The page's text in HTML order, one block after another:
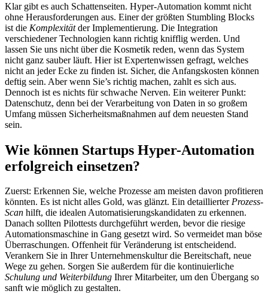
Klar gibt es auch Schattenseiten. Hyper-Automation kommt nicht
ohne Herausforderungen aus. Einer der größten Stumbling Blocks
ist die Komplexitätder Implementierung. Die Integration
verschiedener Technologien kann richtig knifflig werden. Und
lassen Sie uns nicht über die Kosmetik reden, wenn das System
nicht ganz sauber läuft. Hier ist Expertenwissen gefragt, welches
nicht an jeder Ecke zu finden ist. Sicher, die Anfangskosten können
deftig sein. Aber wenn Sie’s richtig machen, zahlt es sich aus.
Dennoch ist es nichts für schwache Nerven. Ein weiterer Punkt:
Datenschutz, denn bei der Verarbeitung von Daten in so großem
Umfang müssen Sicherheitsmaßnahmen auf dem neuesten Stand
sein.
Wie können Startups Hyper-Automation
erfolgreich einsetzen?
Zuerst: Erkennen Sie, welche Prozesse am meisten davon profitieren
könnten. Es ist nicht alles Gold, was glänzt. Ein detaillierterProzess-
Scan hilft, die idealen Automatisierungskandidaten zu erkennen.
Danach sollten Pilottests durchgeführt werden, bevor die riesige
Automationsmaschine in Gang gesetzt wird. So vermeidet man böse
Überraschungen. Offenheit für Veränderung ist entscheidend.
Verankern Sie in Ihrer Unternehmenskultur die Bereitschaft, neue
Wege zu gehen. Sorgen Sie außerdem für die kontinuierliche
Schulung und Weiterbildung Ihrer Mitarbeiter, um den Übergang so
sanft wie möglich zu gestalten.